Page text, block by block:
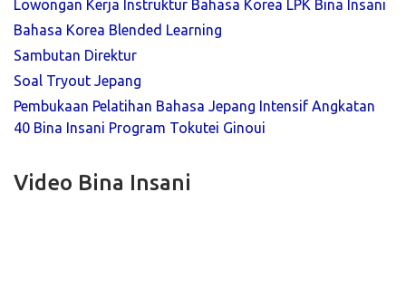
Lowongan Kerja Instruktur Bahasa Korea LPK Bina Insani
Bahasa Korea Blended Learning
Sambutan Direktur
Soal Tryout Jepang
Pembukaan Pelatihan Bahasa Jepang Intensif Angkatan
40 Bina Insani Program Tokutei Ginoui
Video Bina Insani